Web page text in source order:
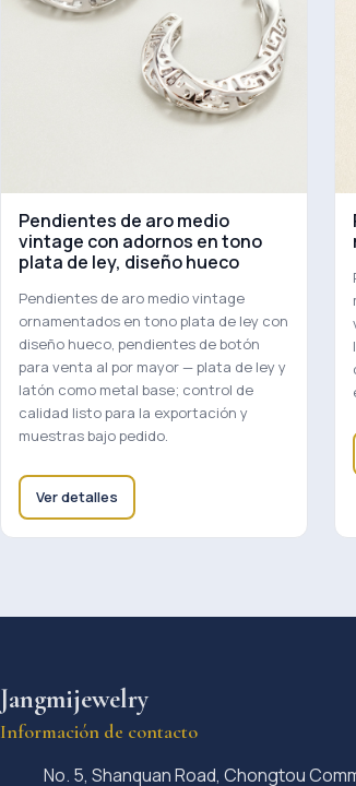
Pendientes de aro medio
vintage con adornos en tono
plata de ley, diseño hueco
Pendientes de aro medio vintage
ornamentados en tono plata de ley con
diseño hueco, pendientes de botón
para venta al por mayor — plata de ley y
latón como metal base; control de
calidad listo para la exportación y
muestras bajo pedido.
Ver detalles
Jangmijewelry
Información de contacto
No. 5, Shanquan Road, Chongtou